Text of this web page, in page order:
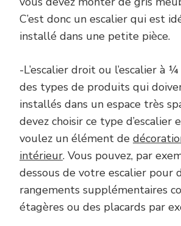
C’est donc un escalier qui est
installé dans une petite pièce.
-L’escalier droit ou l’escalier à
des types de produits qui
installés dans un espace très
devez choisir ce type d’escalier
voulez un élément de
intérieur. Vous pouvez, par
dessous de votre escalier pour
rangements supplémentaires
étagères ou des placards par